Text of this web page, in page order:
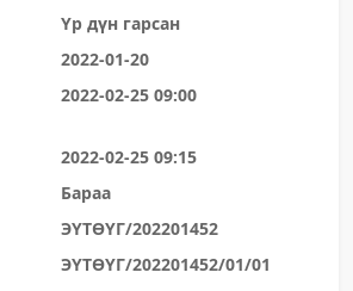
Үр дүн гарсан
2022-01-20
2022-02-25 09:00
2022-02-25 09:15
Бараа
ЭҮТӨҮГ/202201452
ЭҮТӨҮГ/202201452/01/01